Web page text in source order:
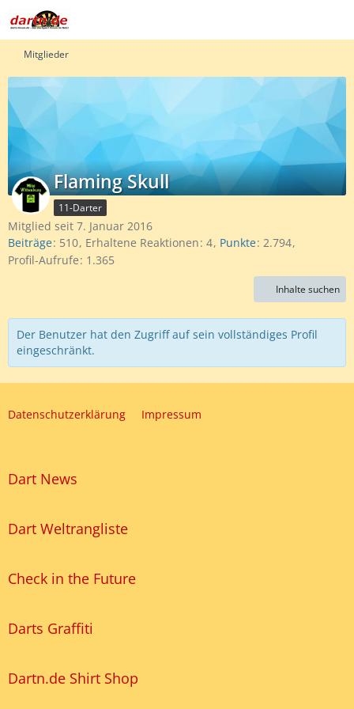
Mitglieder
Flaming Skull
11-Darter
Mitglied seit 7. Januar 2016
Beiträge 510 Erhaltene Reaktionen 4 Punkte 2.794
Profil-Aufrufe 1.365
Inhalte suchen
Der Benutzer hat den Zugriff auf sein vollständiges Profil
eingeschränkt.
Datenschutzerklärung Impressum
Dart News
Dart Weltrangliste
Check in the Future
Darts Graffiti
Dartn.de Shirt Shop